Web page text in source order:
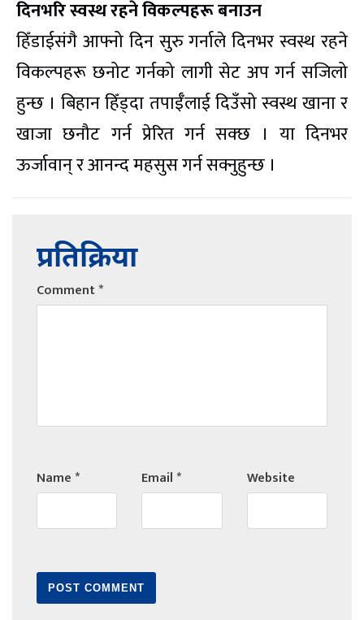
दिनभरि स्वस्थ रहने विकल्पहरू बनाउन
हिँडाईसंगै आफ्नो दिन सुरु गर्नाले दिनभर स्वस्थ रहने
विकल्पहरू छनोट गर्नको लागी सेट अप गर्न सजिलो
हुन्छ । बिहान हिँड्दा तपाईँलाई दिउँसो स्वस्थ खाना र
खाजा छनौट गर्न प्रेरित गर्न सक्छ । या दिनभर
ऊर्जावान् र आनन्द महसुस गर्न सक्नुहुन्छ ।
प्रतिक्रिया
Comment*
Name* Email* Website